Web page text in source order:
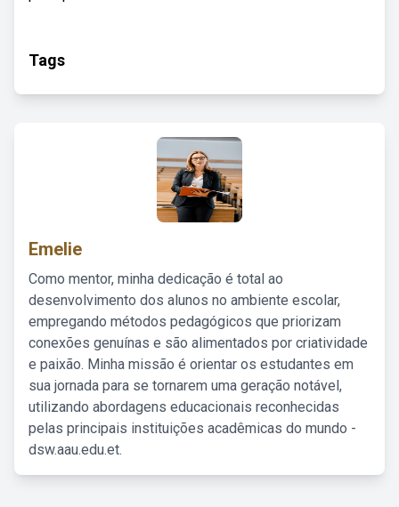
Tags
Emelie
Como mentor, minha dedicação é total ao
desenvolvimento dos alunos no ambiente escolar,
empregando métodos pedagógicos que priorizam
conexões genuínas e são alimentados por criatividade
e paixão. Minha missão é orientar os estudantes em
sua jornada para se tornarem uma geração notável,
utilizando abordagens educacionais reconhecidas
pelas principais instituições acadêmicas do mundo -
dsw.aau.edu.et.